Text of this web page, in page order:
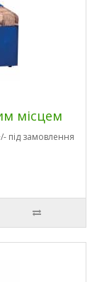
місцем
під замовлення